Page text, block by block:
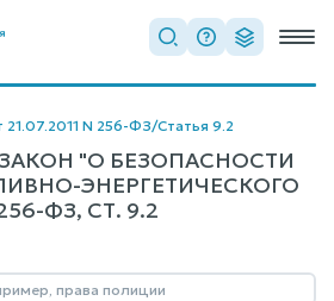
21.07.2011 N 256-ФЗ/Статья 9.2
"О БЕЗОПАСНОСТИ
ЭНЕРГЕТИЧЕСКОГО
ФЗ, СТ. 9.2